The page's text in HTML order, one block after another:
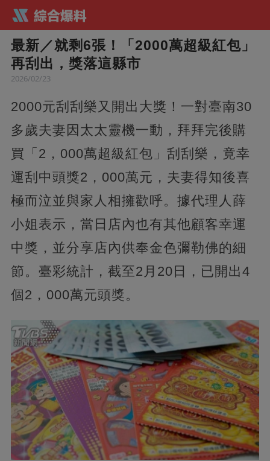
最新／就剩6張！「2000萬超級紅包」
再刮出，獎落這縣市
2026/02/23
2000元刮刮樂又開出大獎！一對臺南30
多歲夫妻因太太靈機一動，拜拜完後購
買「2，000萬超級紅包」刮刮樂，竟幸
運刮中頭獎2，000萬元，夫妻得知後喜
極而泣並與家人相擁歡呼。據代理人薛
小姐表示，當日店內也有其他顧客幸運
中獎，並分享店內供奉金色彌勒佛的細
節。臺彩統計，截至2月20日，已開出4
個2，000萬元頭獎。